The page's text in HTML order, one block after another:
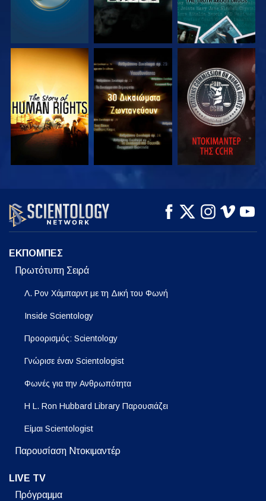
ΠΑΡΑΚΟΛΟΥΘΗΣΤΕ ΠΑΡΑΚΟΛΟΥΘΗΣΤΕ ΠΑΡΑΚΟΛΟΥΘΗΣΤΕ
ΠΑΡΑΚΟΛΟΥΘΗΣΤΕ ΠΑΡΑΚΟΛΟΥΘΗΣΤΕ
ΕΞΕΡΕΥΝΗΣΤΕ ΤΗ
ΣΕΙΡΑ
ΕΚΠΟΜΠΕΣ
Πρωτότυπη Σειρά
Λ. Ρον Χάμπαρντ με τη Δική του Φωνή
Inside Scientology
Προορισμός: Scientology
Γνώρισε έναν Scientologist
Φωνές για την Ανθρωπότητα
Η L. Ron Hubbard Library Παρουσιάζει
Είμαι Scientologist
Παρουσίαση Ντοκιμαντέρ
LIVE TV
Πρόγραμμα